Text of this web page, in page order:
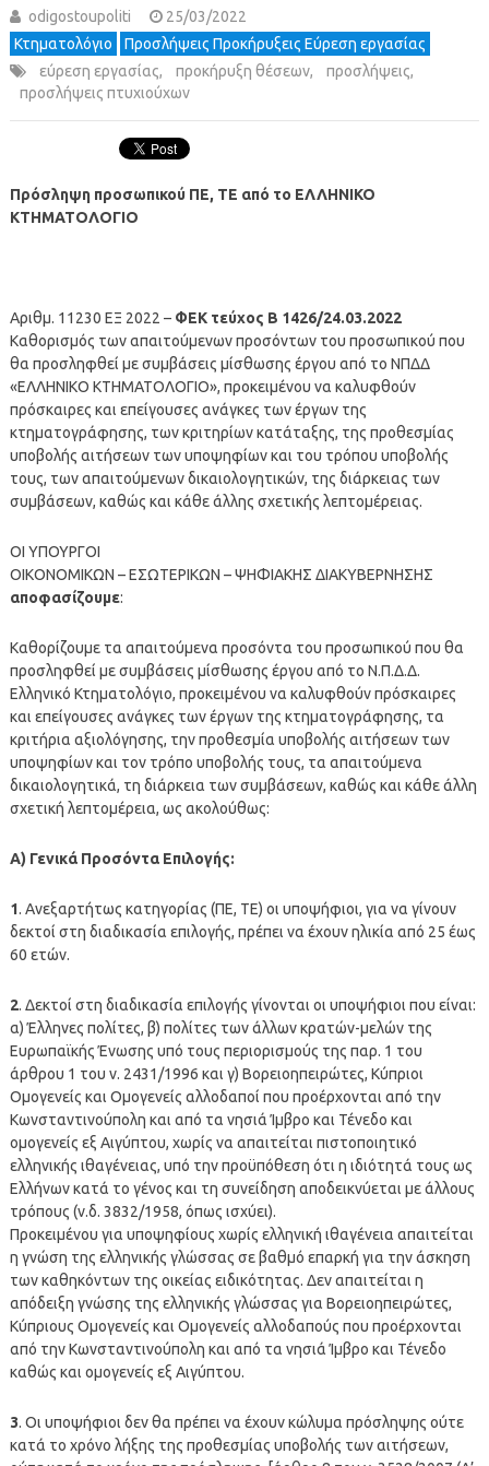
odigostoupoliti
25/03/2022
Κτηματολόγιο
Προσλήψεις Προκήρυξεις Εύρεση εργασίας
εύρεση εργασίας, προκήρυξη θέσεων, προσλήψεις,
προσλήψεις πτυχιούχων
Πρόσληψη προσωπικού ΠΕ, ΤΕ από το ΕΛΛΗΝΙΚΟ
ΚΤΗΜΑΤΟΛΟΓΙΟ
Αριθμ. 11230 ΕΞ 2022 – ΦΕΚ τεύχος Β 1426/24.03.2022
Καθορισμός των απαιτούμενων προσόντων του προσωπικού που
θα προσληφθεί με συμβάσεις μίσθωσης έργου από το ΝΠΔΔ
«ΕΛΛΗΝΙΚΟ ΚΤΗΜΑΤΟΛΟΓΙΟ», προκειμένου να καλυφθούν
πρόσκαιρες και επείγουσες ανάγκες των έργων της
κτηματογράφησης, των κριτηρίων κατάταξης, της προθεσμίας
υποβολής αιτήσεων των υποψηφίων και του τρόπου υποβολής
τους, των απαιτούμενων δικαιολογητικών, της διάρκειας των
συμβάσεων, καθώς και κάθε άλλης σχετικής λεπτομέρειας.
ΟΙ ΥΠΟΥΡΓΟΙ
ΟΙΚΟΝΟΜΙΚΩΝ – ΕΣΩΤΕΡΙΚΩΝ – ΨΗΦΙΑΚΗΣ ΔΙΑΚΥΒΕΡΝΗΣΗΣ
αποφασίζουμε:
Καθορίζουμε τα απαιτούμενα προσόντα του προσωπικού που θα
προσληφθεί με συμβάσεις μίσθωσης έργου από το Ν.Π.Δ.Δ.
Ελληνικό Κτηματολόγιο, προκειμένου να καλυφθούν πρόσκαιρες
και επείγουσες ανάγκες των έργων της κτηματογράφησης, τα
κριτήρια αξιολόγησης, την προθεσμία υποβολής αιτήσεων των
υποψηφίων και τον τρόπο υποβολής τους, τα απαιτούμενα
δικαιολογητικά, τη διάρκεια των συμβάσεων, καθώς και κάθε άλλη
σχετική λεπτομέρεια, ως ακολούθως:
Α) Γενικά Προσόντα Επιλογής:
1. Ανεξαρτήτως κατηγορίας (ΠΕ, ΤΕ) οι υποψήφιοι, για να γίνουν
δεκτοί στη διαδικασία επιλογής, πρέπει να έχουν ηλικία από 25 έως
60 ετών.
2. Δεκτοί στη διαδικασία επιλογής γίνονται οι υποψήφιοι που είναι:
α) Έλληνες πολίτες, β) πολίτες των άλλων κρατών-μελών της
Ευρωπαϊκής Ένωσης υπό τους περιορισμούς της παρ. 1 του
άρθρου 1 του ν. 2431/1996 και γ) Βορειοηπειρώτες, Κύπριοι
Ομογενείς και Ομογενείς αλλοδαποί που προέρχονται από την
Κωνσταντινούπολη και από τα νησιά Ίμβρο και Τένεδο και
ομογενείς εξ Αιγύπτου, χωρίς να απαιτείται πιστοποιητικό
ελληνικής ιθαγένειας, υπό την προϋπόθεση ότι η ιδιότητά τους ως
Ελλήνων κατά το γένος και τη συνείδηση αποδεικνύεται με άλλους
τρόπους (ν.δ. 3832/1958, όπως ισχύει).
Προκειμένου για υποψηφίους χωρίς ελληνική ιθαγένεια απαιτείται
η γνώση της ελληνικής γλώσσας σε βαθμό επαρκή για την άσκηση
των καθηκόντων της οικείας ειδικότητας. Δεν απαιτείται η
απόδειξη γνώσης της ελληνικής γλώσσας για Βορειοηπειρώτες,
Κύπριους Ομογενείς και Ομογενείς αλλοδαπούς που προέρχονται
από την Κωνσταντινούπολη και από τα νησιά Ίμβρο και Τένεδο
καθώς και ομογενείς εξ Αιγύπτου.
3. Οι υποψήφιοι δεν θα πρέπει να έχουν κώλυμα πρόσληψης ούτε
κατά το χρόνο λήξης της προθεσμίας υποβολής των αιτήσεων,